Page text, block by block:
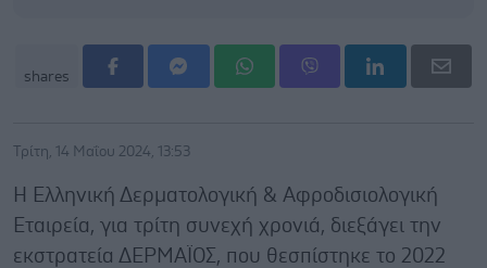
shares
Τρίτη, 14 Μαΐου 2024, 13:53
Η Ελληνική Δερματολογική & Αφροδισιολογική
Εταιρεία, για τρίτη συνεχή χρονιά, διεξάγει την
εκστρατεία ΔΕΡΜΑΪΟΣ, που θεσπίστηκε το 2022